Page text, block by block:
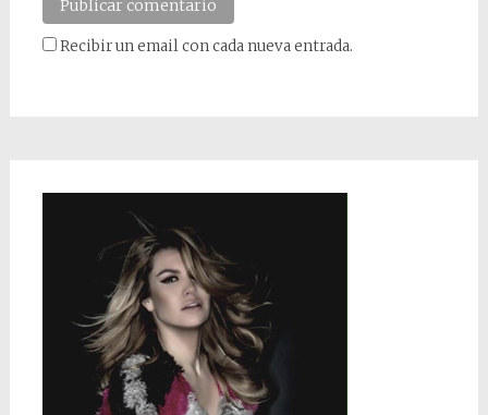
Recibir un email con cada nueva entrada.